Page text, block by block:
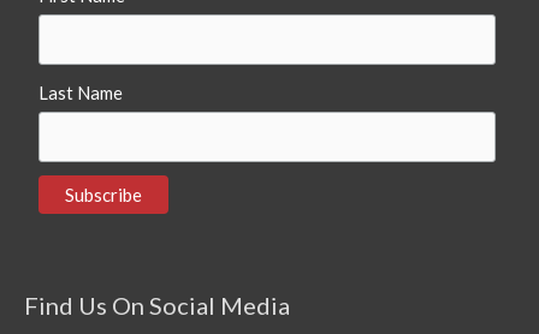
Last Name
Find Us On Social Media